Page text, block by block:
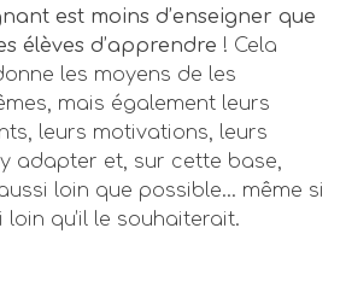
est moins d’enseigner que
élèves d’apprendre ! Cela
les moyens de les
mais également leurs
leurs motivations, leurs
adapter et, sur cette base,
loin que possible… même si
loin qu’il le souhaiterait.